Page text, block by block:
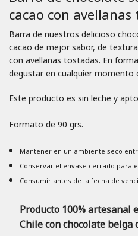
cacao con avellanas
Barra de nuestros delicioso
cacao de mejor sabor, de
con avellanas tostadas. En
degustar en cualquier momento
Este producto es sin leche y
Formato de 90 grs.
Mantener en un ambiente seco
Conservar el envase cerrado para
Consumir antes de la fecha de
Producto 100% artesanal
Chile con chocolate belga